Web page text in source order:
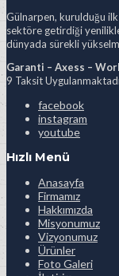
Gülnarpen, kurulduğu
sektöre getirdiği
dünyada sürekli
Garanti – Axess –
9 Taksit
facebook
instagram
youtube
Hızlı Menü
Anasayfa
Firmamız
Hakkımızda
Misyonumuz
Vizyonumuz
Ürünler
Foto Galeri